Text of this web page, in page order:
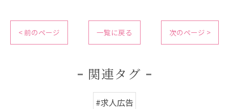
< 前のページ 一覧に戻る 次のページ >
関連タグ
#求人広告